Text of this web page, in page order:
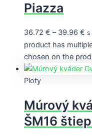
Piazza
36.72 € – 39.96 € s
product has
chosen on the
Ploty
Múrový
ŠM16